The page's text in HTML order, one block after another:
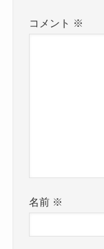
コメント ※
名前 ※